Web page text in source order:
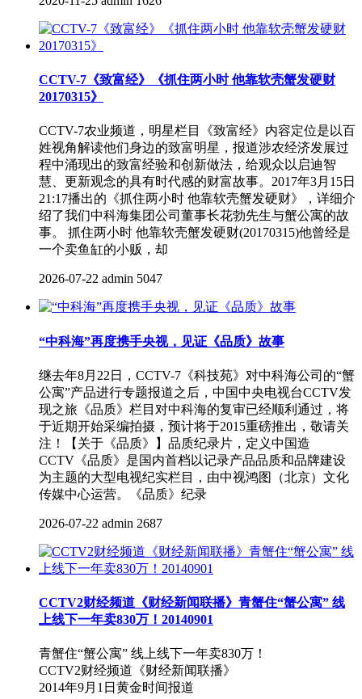
CCTV-7《致富经》《抓住两小时 他靠软壳蟹发硬财
20170315》
CCTV-7农业频道，明星栏目《致富经》内容定位是以百
姓视角解读他们身边的致富明星，报道涉农经济发展过
程中涌现出的致富经验和创新做法，给观众以启迪智
慧、更新观念的具有时代感的财富故事。2017年3月15日
21:17播出的《抓住两小时 他靠软壳蟹发硬财》，详细介
绍了我们中科海集团公司董事长花勃先生与蟹公寓的故
事。 抓住两小时 他靠软壳蟹发硬财(20170315)他曾经是
一个卖鱼缸的小贩，却
2026-07-22 admin 5047
“中科海”再度携手央视，见证《品质》故事
继去年8月22日，CCTV-7《科技苑》对中科海公司的“蟹
公寓”产品进行专题报道之后，中国中央电视台CCTV发
现之旅《品质》栏目对中科海的复审已经顺利通过，将
于近期开始采编拍摄，预计将于2015重磅推出，敬请关
注！【关于《品质》】品质纪录片，定义中国造
CCTV《品质》是国内首档以记录产品品质和品牌建设
为主题的大型电视纪实栏目，由中视鸿图（北京）文化
传媒中心运营。《品质》纪录
2026-07-22 admin 2687
CCTV2财经频道《财经新闻联播》青蟹住“蟹公寓” 线
上线下一年卖830万！20140901
青蟹住“蟹公寓” 线上线下一年卖830万！
CCTV2财经频道《财经新闻联播》
2014年9月1日黄金时间报道